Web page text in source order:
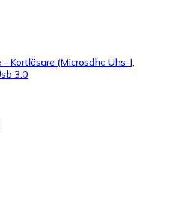
Kortläsare (Microsdhc Uhs-I,
3.0